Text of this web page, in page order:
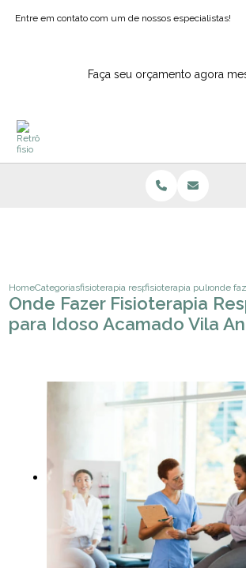
Entre em contato com um de nossos especialistas!
Faça seu orçamento agora
HomeCategoriasfisioterapia respiratoriafisioterapia pulmonar
onde
Onde Fazer Fisioterapia
para Idoso Acamado Vila